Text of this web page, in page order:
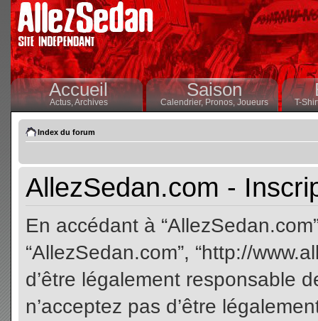
Accueil
Actus,Archives
Saison
Calendrier,Pronos, Joueurs T-
Index du forum
AllezSedan.com -
En accédant à
“AllezSedan.com”, “http://
d’être légalement responsable
n’acceptez pas d’être